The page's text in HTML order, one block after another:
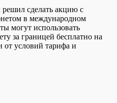
решил сделать акцию с
в международном
могут использовать
за границей бесплатно на
от условий тарифа и